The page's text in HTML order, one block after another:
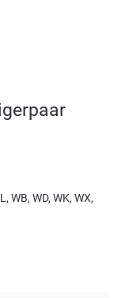
WB, WD, WK, WX,